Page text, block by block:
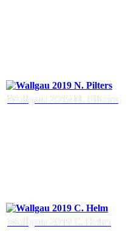
Wallgau 2019 N. Pilters
Wallgau 2019 C. Helm